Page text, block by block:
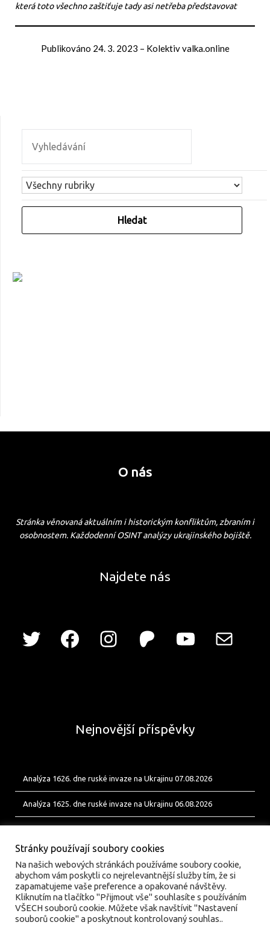
která toto všechno zaštiťuje tady asi netřeba představovat
Publikováno 24. 3. 2023 – Kolektiv valka.online
O nás
Stránka věnovaná aktuálním i historickým konfliktům, zbraním i
osobnostem. Každodenní OSINT analýzy ukrajinského bojiště.
Najdete nás
Nejnovější příspěvky
Analýza 1626. dne ruské invaze na Ukrajinu 07.08.2026
Analýza 1625. dne ruské invaze na Ukrajinu 06.08.2026
Stránky používají soubory cookies
Na našich webových stránkách používáme soubory cookie,
abychom vám poskytli co nejrelevantnější služby tím, že si
zapamatujeme vaše preference a opakované návštěvy.
Kliknutím na tlačítko "Přijmout vše" souhlasíte s používáním
VŠECH souborů cookie. Můžete však navštívit "Nastavení
souborů cookie" a poskytnout kontrolovaný souhlas..